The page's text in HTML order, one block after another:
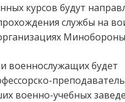
курсов будут
службы на
военнослужащих будет
военно-учебных